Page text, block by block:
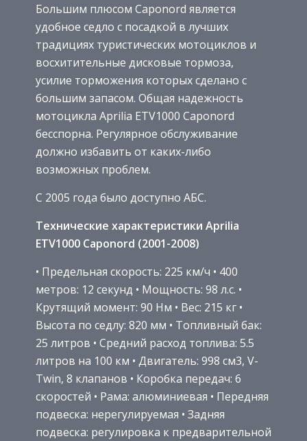
Большим плюсом Caponord является
удобное седло с посадкой в лучших
традициях туристических мотоциклов и
восхитительные дисковые тормоза,
усилие торможения которых сделано с
большим запасом. Общая надежность
мотоцикла Aprilia ETV1000 Caponord
бесспорна. Регулярное обслуживание
должно избавить от каких-либо
возможных проблем.
С 2005 года было доступно АБС.
Технические характеристики Aprilia
ETV1000 Caponord (2001-2008)
• Предельная скорость: 225 км/ч • 400
метров: 12 секунд • Мощность: 98 л.с. •
Крутящий момент: 90 Нм • Вес: 215 кг •
Высота по седлу: 820 мм • Топливный бак:
25 литров • Средний расход топлива: 5.5
литров на 100 км • Двигатель: 998 см3, V-
Twin, 8 клапанов • Коробка передач: 6
скоростей • Рама: алюминиевая • Передняя
подвеска: нерегулируемая • Задняя
подвеска: регулировка к предварительной